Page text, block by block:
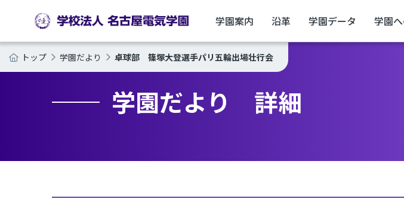
学園案内 沿革 学園データ 学園
トップ 学園だより 卓球部 篠塚大登選手パリ五輪出場壮行会
学園だより 詳細